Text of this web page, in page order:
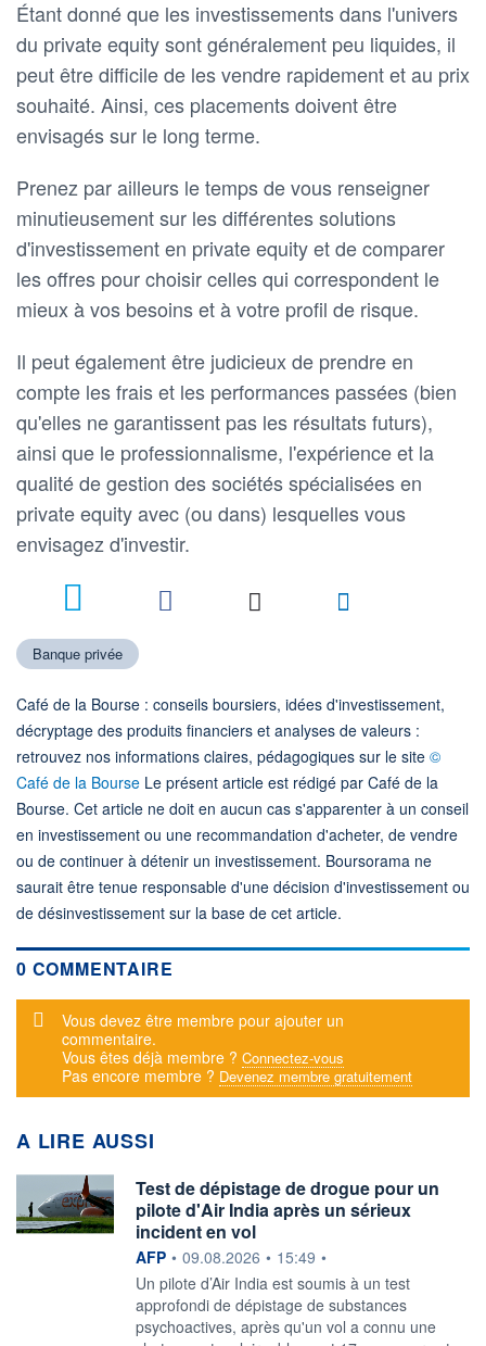
Étant donné que les investissements dans l'univers
du private equity sont généralement peu liquides, il
peut être difficile de les vendre rapidement et au prix
souhaité. Ainsi, ces placements doivent être
envisagés sur le long terme.
Prenez par ailleurs le temps de vous renseigner
minutieusement sur les différentes solutions
d'investissement en private equity et de comparer
les offres pour choisir celles qui correspondent le
mieux à vos besoins et à votre profil de risque.
Il peut également être judicieux de prendre en
compte les frais et les performances passées (bien
qu'elles ne garantissent pas les résultats futurs),
ainsi que le professionnalisme, l'expérience et la
qualité de gestion des sociétés spécialisées en
private equity avec (ou dans) lesquelles vous
envisagez d'investir.
Banque privée
Café de la Bourse : conseils boursiers, idées d'investissement,
décryptage des produits financiers et analyses de valeurs :
retrouvez nos informations claires, pédagogiques sur le site ©
Café de la Bourse Le présent article est rédigé par Café de la
Bourse. Cet article ne doit en aucun cas s'apparenter à un conseil
en investissement ou une recommandation d'acheter, de vendre
ou de continuer à détenir un investissement. Boursorama ne
saurait être tenue responsable d'une décision d'investissement ou
de désinvestissement sur la base de cet article.
0 COMMENTAIRE
Message d'alerte
Vous devez être membre pour ajouter un
commentaire.
Vous êtes déjà membre ? Connectez-vous
Pas encore membre ? Devenez membre gratuitement
A LIRE AUSSI
Test de dépistage de drogue pour un
pilote d'Air India après un sérieux
incident en vol
information fournie par
AFP • 09.08.2026 • 15:49 •
Un pilote d’Air India est soumis à un test
approfondi de dépistage de substances
psychoactives, après qu'un vol a connu une